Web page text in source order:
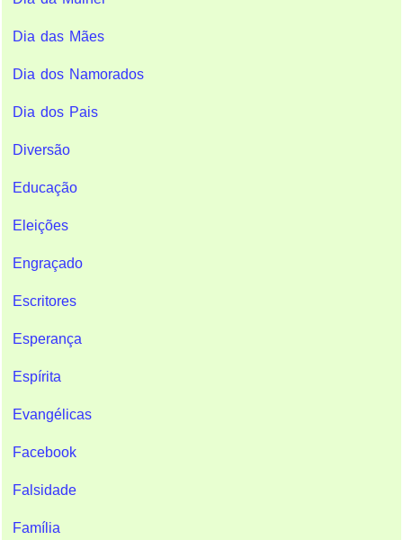
Dia das Mães
Dia dos Namorados
Dia dos Pais
Diversão
Educação
Eleições
Engraçado
Escritores
Esperança
Espírita
Evangélicas
Facebook
Falsidade
Família